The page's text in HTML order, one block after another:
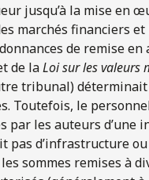
jusqu’à la mise en
marchés financiers
de remise
de laLoi sur les valeurs
tribunal) déterminait
le personnel
par les auteurs d’une
d’infrastructure
sommes remises à